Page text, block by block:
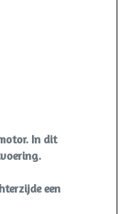
In dit
een